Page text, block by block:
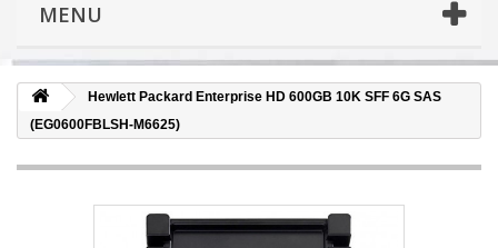
MENU
Hewlett Packard Enterprise HD 600GB 10K SFF 6G SAS
(EG0600FBLSH-M6625)